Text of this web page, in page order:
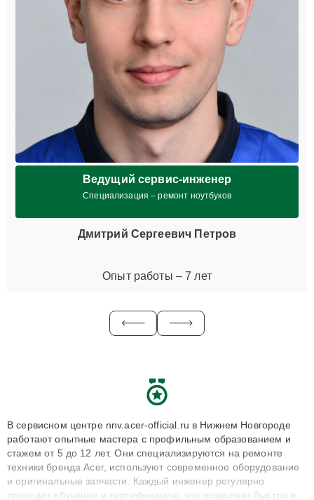
Ведущий сервис-инженер
Специализация – ремонт ноутбуков
Дмитрий Сергеевич Петров
Опыт работы – 7 лет
В сервисном центре nnv.acer-official.ru в Нижнем Новгороде
работают опытные мастера с профильным образованием и
стажем от 5 до 12 лет. Они специализируются на ремонте
техники бренда Acer, используют современное оборудование
и оригинальные запчасти. Каждый инженер регулярно
проходит обучение и сертификацию, что позволяет быстро и